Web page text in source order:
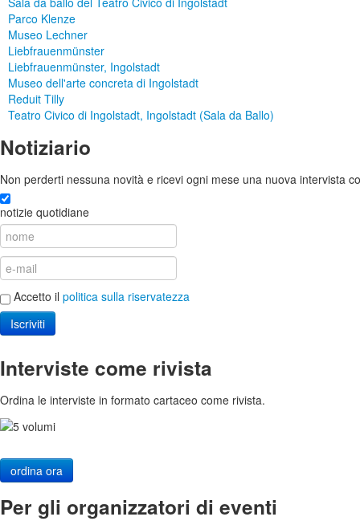
Parco Klenze
Museo Lechner
Liebfrauenmünster
Liebfrauenmünster, Ingolstadt
Museo dell'arte concreta di Ingolstadt
Reduit Tilly
Teatro Civico di Ingolstadt, Ingolstadt (Sala da Ballo)
Notiziario
Non perderti nessuna novità e ricevi ogni mese una nuova intervista
notizie quotidiane
Accetto il politica sulla riservatezza
Iscriviti
Interviste come rivista
Ordina le interviste in formato cartaceo come rivista.
ordina ora
Per gli organizzatori di eventi